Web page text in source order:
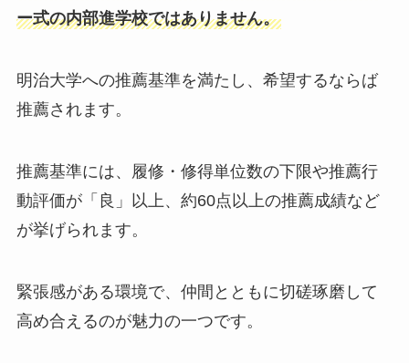
ー式の内部進学校ではありません。
明治大学への推薦基準を満たし、希望するならば
推薦されます。
推薦基準には、履修・修得単位数の下限や推薦行
動評価が「良」以上、約60点以上の推薦成績など
が挙げられます。
緊張感がある環境で、仲間とともに切磋琢磨して
高め合えるのが魅力の一つです。